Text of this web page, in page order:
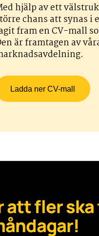
hjälp av ett
chans att synas i
fram en CV-mall
är framtagen av
Ladda ner CV-mall
att fler